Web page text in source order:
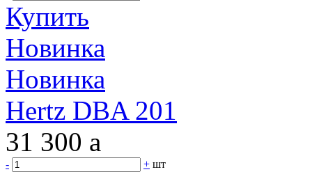
Купить
Новинка
Новинка
Hertz DBA 201
31 300 a
- + шт